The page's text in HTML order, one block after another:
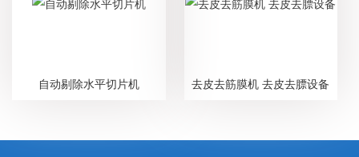
自动剔除水平切片机 去皮去筋膜机 去皮去膘设备